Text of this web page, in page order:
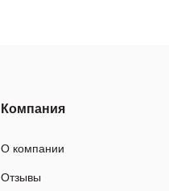
Компания
О компании
Отзывы